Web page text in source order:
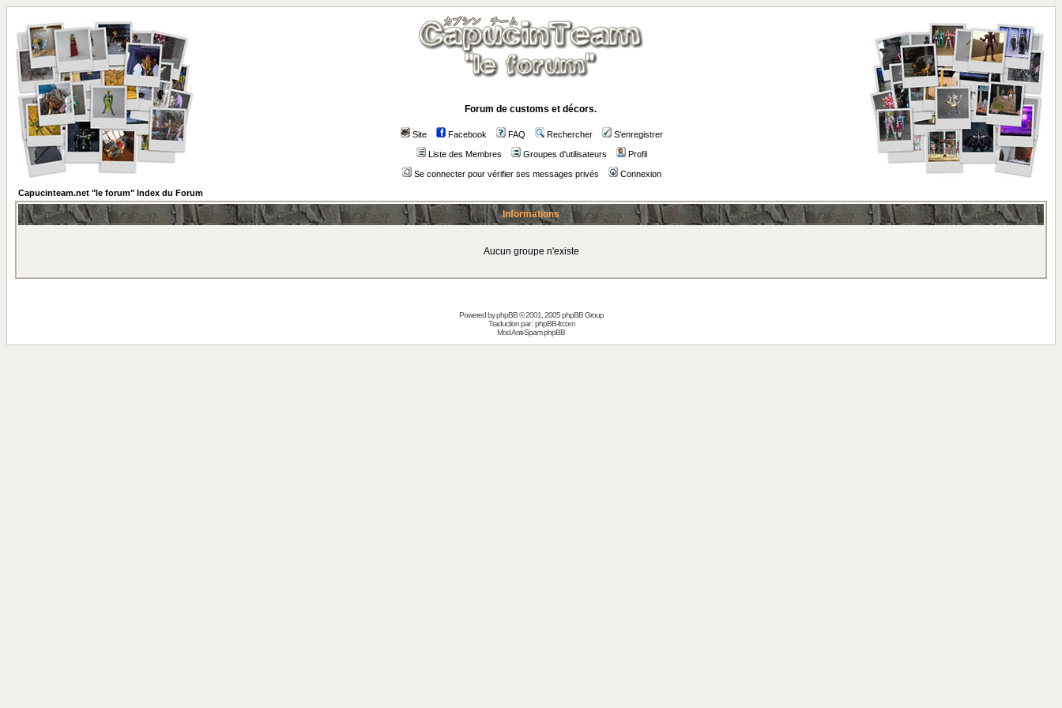
Forum de customs et décors.
Site Facebook FAQ Rechercher S'enregistrer
Liste des Membres Groupes d'utilisateurs Profil
Se connecter pour vérifier ses messages privés
Connexion
Capucinteam.net "le forum" Index du Forum
Informations
Aucun groupe n'existe
Powered byphpBB© 2001, 2005 phpBB Group
Traduction par :phpBB-fr.com
Mod Anti-Spam phpBB